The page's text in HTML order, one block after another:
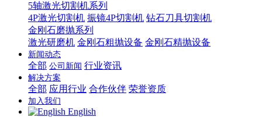
5轴激光切割机系列
4P激光切割机 振镜4P切割机 钻石刀具切割机
金刚石磨抛系列
激光研磨机 金刚石粗抛设备 金刚石精抛设备
新闻动态
全部 公司新闻 行业资讯
解决方案
全部 应用行业 合作伙伴 荣誉资质
加入我们
English